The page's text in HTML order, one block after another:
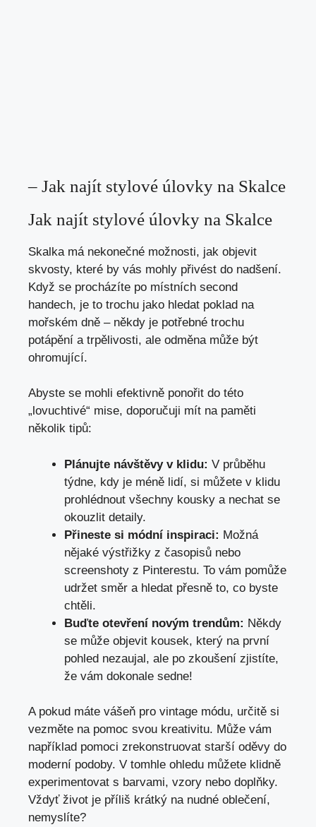
– Jak najít stylové ​úlovky‍ na Skalce
Jak najít stylové úlovky na Skalce
Skalka má nekonečné možnosti, jak objevit
⁤skvosty, které⁣ by vás mohly přivést do ⁣nadšení.
Když se procházíte po místních second
handech, je to trochu jako hledat poklad na
mořském dně – někdy ​je potřebné⁢ trochu
potápění a trpělivosti, ‌ale odměna může být
ohromující.
Abyste se mohli efektivně ponořit ​do ⁢této
„lovuchtivé“ mise, doporučuji mít na paměti
několik tipů:
Plánujte návštěvy v klidu: ​V průběhu
týdne, kdy je méně lidí, si můžete v klidu
prohlédnout všechny kousky ‌a nechat se
okouzlit detaily.
Přineste si módní inspiraci: Možná
nějaké výstřižky z časopisů nebo
screenshoty z Pinterestu. To vám pomůže
udržet směr a hledat přesně to,​ co byste
chtěli.
Buďte otevření novým trendům: Někdy
se může objevit kousek, který na první
pohled nezaujal, ale po zkoušení zjistíte,
že vám dokonale sedne!
A pokud ‍máte vášeň pro vintage módu, určitě si⁣
vezměte ⁢na ​pomoc svou ⁢kreativitu.⁤ Může vám
například pomoci zrekonstruovat starší oděvy do
moderní podoby. V tomhle ohledu můžete klidně
experimentovat s barvami,⁢ vzory nebo doplňky.
Vždyť život je příliš krátký na nudné oblečení,
nemyslíte?